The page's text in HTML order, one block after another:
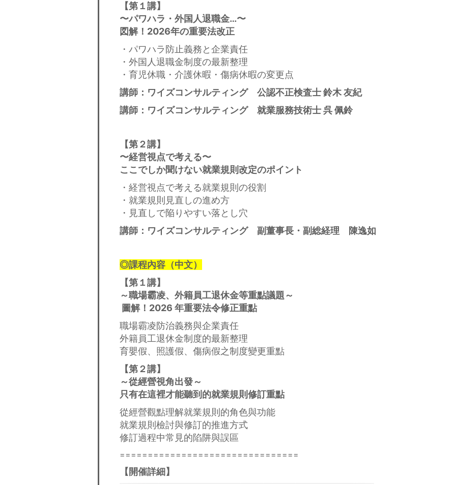
【第１講】
〜パワハラ・外国人退職金…〜
図解！2026年の重要法改正
・パワハラ防止義務と企業責任
・外国人退職金制度の最新整理
・育児休職・介護休暇・傷病休暇の変更点
講師：ワイズコンサルティング 公認不正検査士 鈴木 友紀
講師：ワイズコンサルティング 就業服務技術士 呉 佩鈴
【第２講】
〜経営視点で考える〜
ここでしか聞けない就業規則改定のポイント
・経営視点で考える就業規則の役割
・就業規則見直しの進め方
・見直しで陥りやすい落とし穴
講師：ワイズコンサルティング 副董事長・副総経理 陳逸如
◎課程內容（中文）
【第１講】
～職場霸凌、外籍員工退休金等重點議題～
圖解！2026 年重要法令修正重點
職場霸凌防治義務與企業責任
外籍員工退休金制度的最新整理
育嬰假、照護假、傷病假之制度變更重點
【第２講】
～從經營視角出發～
只有在這裡才能聽到的就業規則修訂重點
從經營觀點理解就業規則的角色與功能
就業規則檢討與修訂的推進方式
修訂過程中常見的陷阱與誤區
================================
【開催詳細】